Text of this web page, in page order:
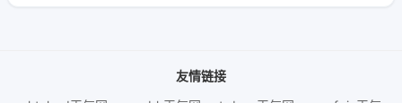
友情链接